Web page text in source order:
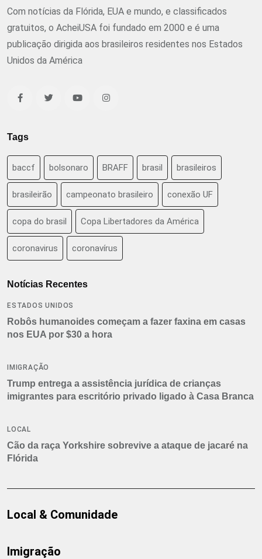
Com notícias da Flórida, EUA e mundo, e classificados
gratuitos, o AcheiUSA foi fundado em 2000 e é uma
publicação dirigida aos brasileiros residentes nos Estados
Unidos da América
Tags
baccf bolsonaro BRAFF brasil brasileiros
brasileirão campeonato brasileiro conexão UF
copa do brasil Copa Libertadores da América
coronavirus coronavírus
Notícias Recentes
ESTADOS UNIDOS
Robôs humanoides começam a fazer faxina em casas
nos EUA por $30 a hora
IMIGRAÇÃO
Trump entrega a assistência jurídica de crianças
imigrantes para escritório privado ligado à Casa Branca
LOCAL
Cão da raça Yorkshire sobrevive a ataque de jacaré na
Flórida
Local & Comunidade
Imigração